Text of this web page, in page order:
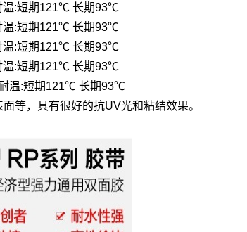
温:短期121℃ 长期93℃
温:短期121℃ 长期93℃
温:短期121℃ 长期93℃
温:短期121℃ 长期93℃
耐温:短期121℃ 长期93℃
等，具有很好的抗UV光和粘结效果。